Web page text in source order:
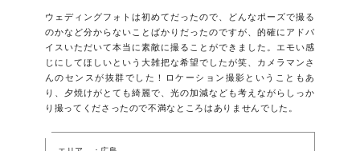
ウェディングフォトは初めてだったので、どんなポーズで撮る
のかなど分からないことばかりだったのですが、的確にアドバ
イスいただいて本当に素敵に撮ることができました。エモい感
じにしてほしいという大雑把な希望でしたが笑、カメラマンさ
んのセンスが抜群でした！ロケーション撮影ということもあ
り、夕焼けがとても綺麗で、光の加減なども考えながらしっか
り撮ってくださったので不満なところはありませんでした。